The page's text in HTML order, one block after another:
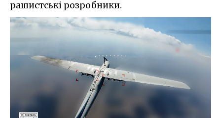
рашистські розробники.